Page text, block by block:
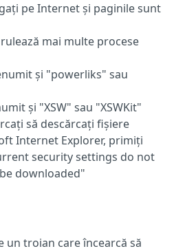
pe Internet și paginile sunt
mai multe procese
și "powerliks" sau
și "XSW" sau "XSWKit"
să descărcați fișiere
Internet Explorer, primiți
security settings do not
downloaded"
un troian care încearcă să